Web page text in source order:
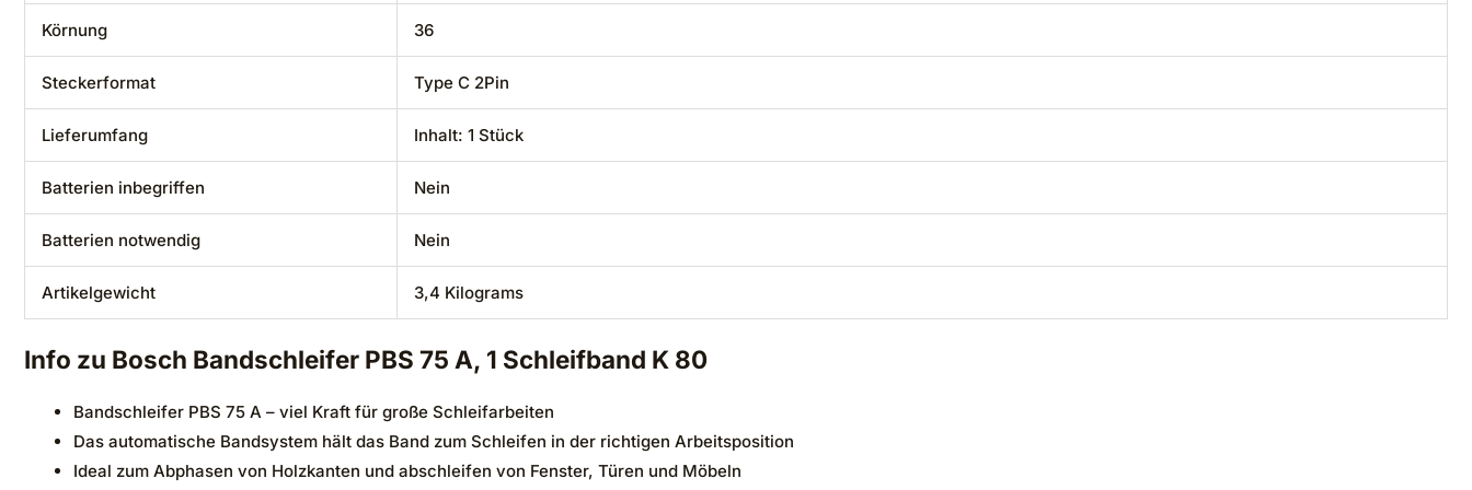
Körnung ‎36
Steckerformat ‎Type C 2Pin
Lieferumfang ‎Inhalt: 1 Stück
Batterien inbegriffen ‎Nein
Batterien notwendig ‎Nein
Artikelgewicht ‎3,4 Kilograms
Info zu Bosch Bandschleifer PBS 75 A, 1 Schleifband K 80
Bandschleifer PBS 75 A – viel Kraft für große Schleifarbeiten
Das automatische Bandsystem hält das Band zum Schleifen in der richtigen Arbeitsposition
Ideal zum Abphasen von Holzkanten und abschleifen von Fenster, Türen und Möbeln